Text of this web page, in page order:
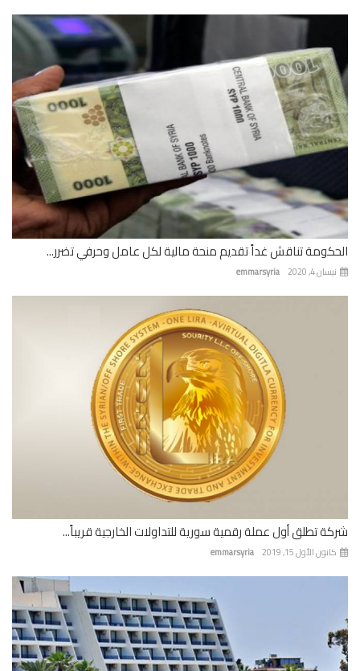
تناقش غداً تقديم منحة مالية لكل عامل وحرفي تضرر...
emmarsyria 4, 2020
تطلق أول عملة رقمية سورية للتداولات الخارجية قريباً...
emmarsyria الأول 15, 2019